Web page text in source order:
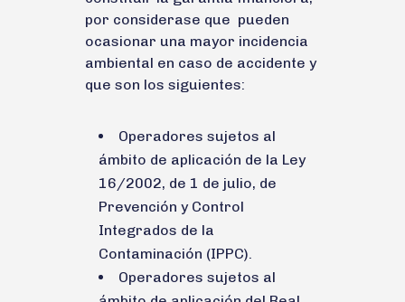
por considerase que pueden
ocasionar una mayor incidencia
ambiental en caso de accidente y
que son los siguientes:
Operadores sujetos al
ámbito de aplicación de la Ley
16/2002, de 1 de julio, de
Prevención y Control
Integrados de la
Contaminación (IPPC).
Operadores sujetos al